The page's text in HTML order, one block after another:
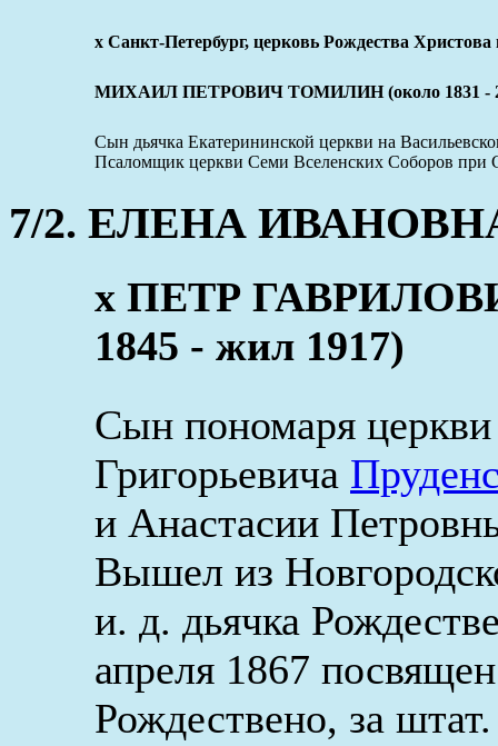
x Санкт-Петербург, церковь Рождества Христова
МИХАИЛ ПЕТРОВИЧ ТОМИЛИН (около 1831 -
Сын дьячка Екатерининской церкви на
Псаломщик церкви Семи Вселенских Соборов при
7/2. ЕЛЕНА ИВАНОВНА
x ПЕТР
1845 - жил 1917)
Сын пономаря церкви
Григорьевича
и Анастасии
Вышел из
и. д. дьячка
апреля 1867
Рождествено, за штат.